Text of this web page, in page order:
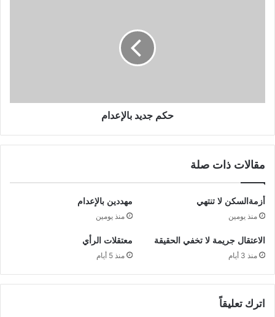
حكم جديد بالإعدام
مقالات ذات صلة
أزمةالسكن لا تنتهي
منذ يومين
مهددين بالإعدام
منذ يومين
الاعتقال جريمة لا تخفي الحقيقة
منذ 3 أيام
معتقلات الرأي
منذ 5 أيام
اترك تعليقاً